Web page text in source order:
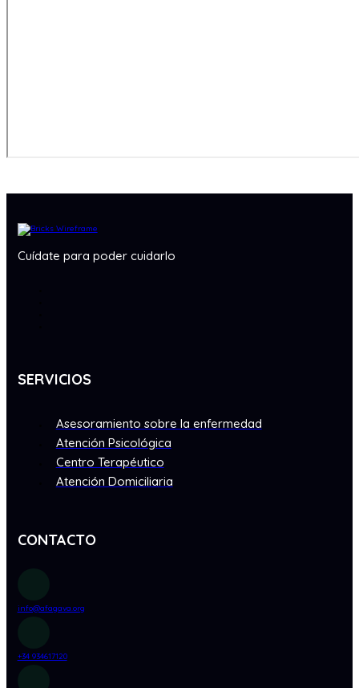
Cuídate para poder cuidarlo
SERVICIOS
Asesoramiento sobre la enfermedad
Atención Psicológica
Centro Terapéutico
Atención Domiciliaria
CONTACTO
info@afagava.org
+34 934617120